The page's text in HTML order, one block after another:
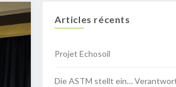
Articles récents
Projet Echosoil
Die ASTM stellt ein…